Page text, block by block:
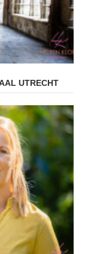
UTRECHT